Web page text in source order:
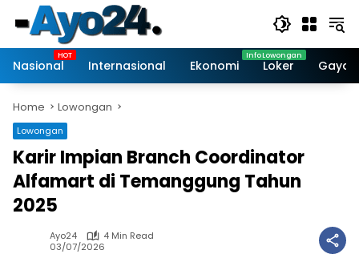
content
Nasional
Internasional Ekonomi Loker Gaya
Home Lowongan
Lowongan
Karir Impian Branch Coordinator
Alfamart di Temanggung Tahun
2025
Ayo24
4 Min Read
03/07/2026